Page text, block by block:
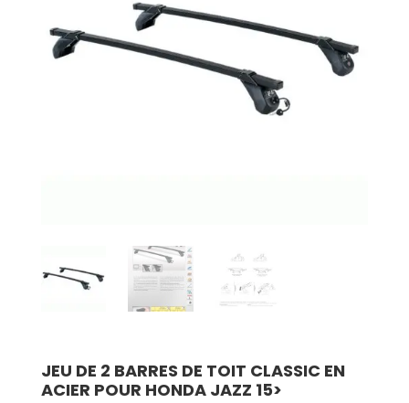
JEU DE 2 BARRES DE TOIT CLASSIC EN
ACIER POUR HONDA JAZZ 15>